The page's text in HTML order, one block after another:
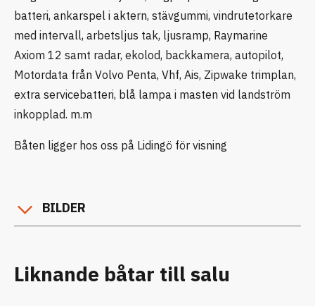
batteri, ankarspel i aktern, stävgummi, vindrutetorkare
med intervall, arbetsljus tak, ljusramp, Raymarine
Axiom 12 samt radar, ekolod, backkamera, autopilot,
Motordata från Volvo Penta, Vhf, Ais, Zipwake trimplan,
extra servicebatteri, blå lampa i masten vid landström
inkopplad. m.m
Båten ligger hos oss på Lidingö för visning
BILDER
Liknande båtar till salu